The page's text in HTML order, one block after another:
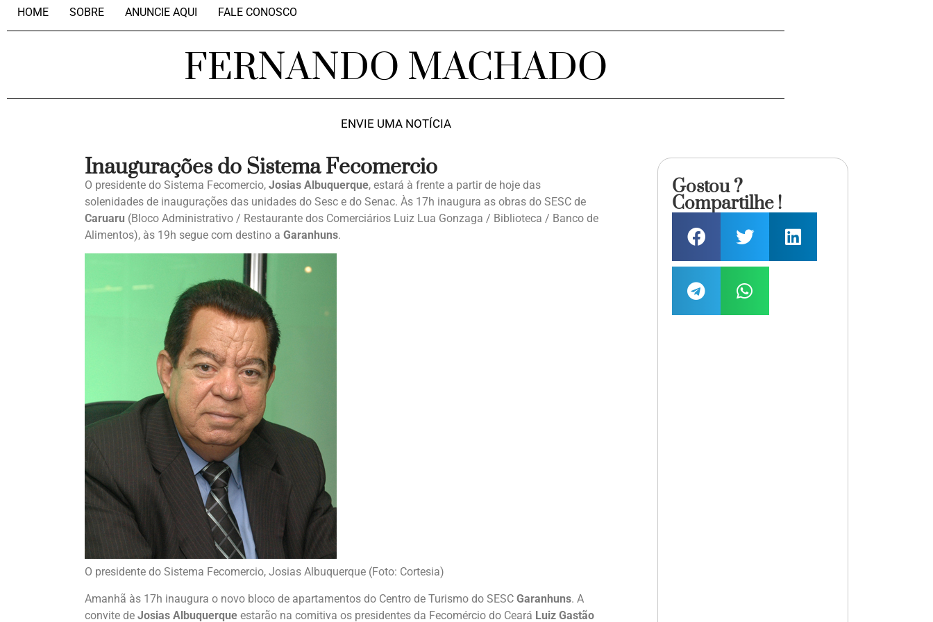
HOME SOBRE ANUNCIE AQUI FALE CONOSCO
FERNANDO MACHADO
ENVIE UMA NOTÍCIA
Inaugurações do Sistema Fecomercio
O presidente do Sistema Fecomercio, Josias Albuquerque, estará à frente a partir de hoje das
solenidades de inaugurações das unidades do Sesc e do Senac. Às 17h inaugura as obras do SESC de
Caruaru (Bloco Administrativo / Restaurante dos Comerciários Luiz Lua Gonzaga / Biblioteca / Banco de
Alimentos), às 19h segue com destino a Garanhuns.
O presidente do Sistema Fecomercio, Josias Albuquerque (Foto: Cortesia)
Amanhã às 17h inaugura o novo bloco de apartamentos do Centro de Turismo do SESC Garanhuns. A
convite de Josias Albuquerque estarão na comitiva os presidentes da Fecomércio do Ceará Luiz Gastão
Gostou ?
Compartilhe !